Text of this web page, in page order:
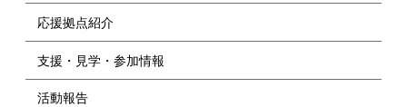
応援拠点紹介
支援・見学・参加情報
活動報告